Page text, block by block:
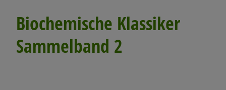
Biochemische Klassiker
Sammelband 2